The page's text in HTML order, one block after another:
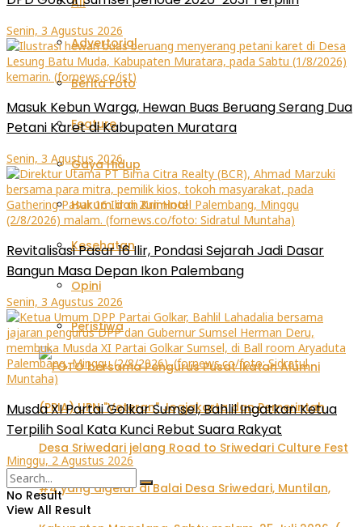
Advertorial
Berita Foto
Feature
Gaya Hidup
Hukum dan Kriminal
Kesehatan
Opini
Peristiwa
Senin, 3 Agustus 2026
Masuk Kebun Warga, Hewan Buas Beruang Serang Dua
Petani Karet di Kabupaten Muratara
Senin, 3 Agustus 2026
Revitalisasi Pasar 16 Ilir, Pondasi Sejarah Jadi Dasar
Bangun Masa Depan Ikon Palembang
Senin, 3 Agustus 2026
Musda XI Partai Golkar Sumsel, Bahlil Ingatkan Ketua
Terpilih Soal Kata Kunci Rebut Suara Rakyat
Minggu, 2 Agustus 2026
No Result
View All Result